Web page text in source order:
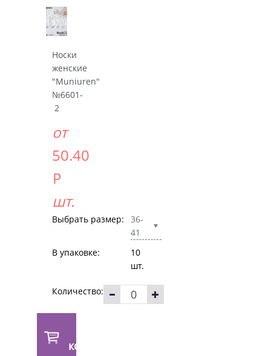
Носки
женские
"Muniuren"
№6601-
2
от
50.40
Р
шт.
Выбрать размер:
36-
41
В упаковке:
10
шт.
Количество:
корзину